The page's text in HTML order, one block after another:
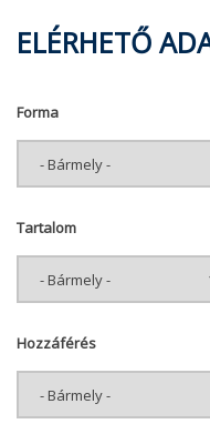
ELÉRHETŐ
Forma
Tartalom
Hozzáférés